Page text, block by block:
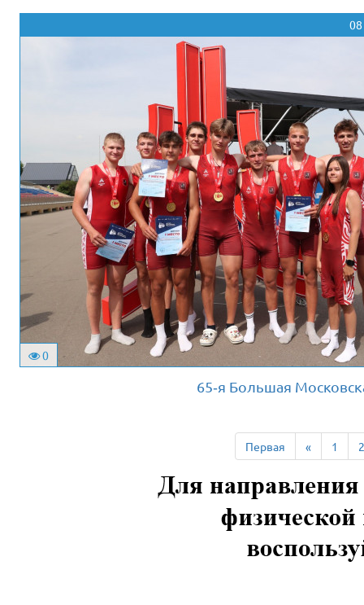
0
65‑я Большая
Первая « 1 2